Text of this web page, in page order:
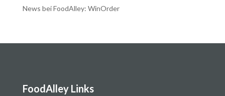
News bei FoodAlley: WinOrder
FoodAlley Links